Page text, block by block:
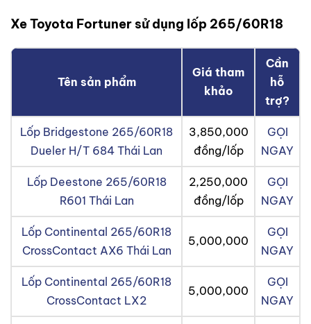
Xe Toyota Fortuner sử dụng lốp 265/60R18
Tên sản phẩm
Giá tham
khảo
Cần
hỗ
trợ?
Lốp Bridgestone 265/60R18
Dueler H/T 684 Thái Lan
3,850,000
đồng/lốp
GỌI
NGAY
Lốp Deestone 265/60R18
R601 Thái Lan
2,250,000
đồng/lốp
GỌI
NGAY
Lốp Continental 265/60R18
CrossContact AX6 Thái Lan
5,000,000
GỌI
NGAY
Lốp Continental 265/60R18
CrossContact LX2
5,000,000
GỌI
NGAY